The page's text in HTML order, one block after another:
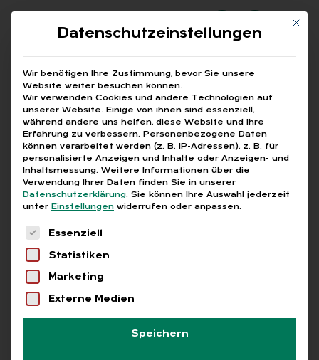
Suchfeld
Suchen
Breadcrumb-Navigation
STARTSEITE LUKE MOCKRIDGE
Alle Bei­trä­ge mit dem
Schlag­wort „Luke Mock­
ridge“
Alle Free Abo L+G +
Mit
Datenschutzeinstellungen
Wir benötigen Ihre Zustimmung, bevor Sie unsere
Website weiter besuchen können.
Wir verwenden Cookies und andere Technologien auf
unserer Website. Einige von ihnen sind essenziell,
während andere uns helfen, diese Website und Ihre
Erfahrung zu verbessern. Personenbezogene Daten
können verarbeitet werden (z. B. IP-Adressen), z. B. für
personalisierte Anzeigen und Inhalte oder Anzeigen- und
Inhaltsmessung. Weitere Informationen über die
Verwendung Ihrer Daten finden Sie in unserer
Datenschutzerklärung. Sie können Ihre Auswahl jederzeit
unter Einstellungen widerrufen oder anpassen.
Es folgt eine Liste der Service-Gruppen, für
Essenziell
Statistiken
Marketing
Externe Medien
Speichern